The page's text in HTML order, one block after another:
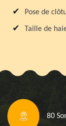
Pose de
Taille de
80